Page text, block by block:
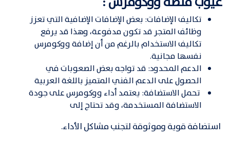
تكاليف الإضافات: بعض الإضافات الإضافية التي تعزز
وظائف المتجر قد تكون مدفوعة، وهذا قد يرفع
تكاليف الاستخدام بالرغم من أن إضافة ووكومرس
نفسها مجانية.
الدعم المحدود: قد تواجه بعض الصعوبات في
الحصول على الدعم الفني المتميز باللغة العربية
تحمل الاستضافة: يعتمد أداء ووكومرس على جودة
الاستضافة المستخدمة، وقد تحتاج إلى
استضافة قوية وموثوقة لتجنب مشاكل الأداء.